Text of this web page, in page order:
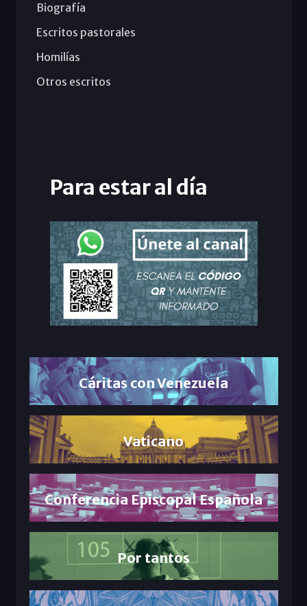
Biografía
Escritos pastorales
Homilías
Otros escritos
Para estar al día
Cáritas con Venezuela
Vaticano
Conferencia Episcopal Española
Por tantos